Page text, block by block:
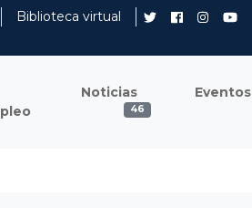
Biblioteca virtual
Noticias
46
Eventos